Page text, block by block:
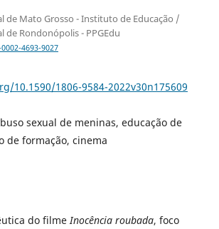
de Mato Grosso - Instituto de Educação /
de Rondonópolis - PPGEdu
4693-9027
10.1590/1806-9584-2022v30n175609
sexual de meninas, educação de
de formação, cinema
do filmeInocência roubada, foco